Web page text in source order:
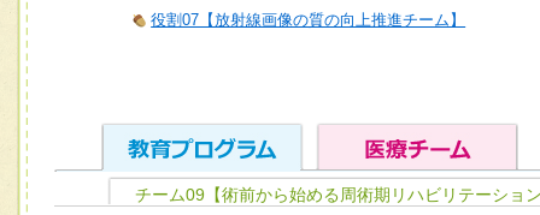
役割07【放射線画像の質の向上推進チーム】
チーム09【術前から始める周術期リハビリテーショ